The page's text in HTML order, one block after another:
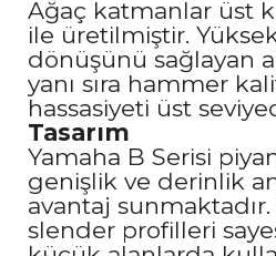
Ağaç katmanlar üst
ile üretilmiştir.
dönüşünü sağlayan
yanı sıra hammer
hassasiyeti üst
Tasarım
Yamaha B Serisi
genişlik ve derinlik
avantaj
slender profilleri